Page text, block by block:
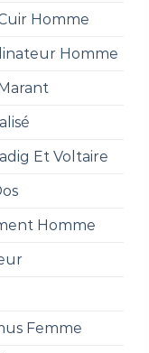
Homme
Homme
Et Voltaire
Homme
Femme